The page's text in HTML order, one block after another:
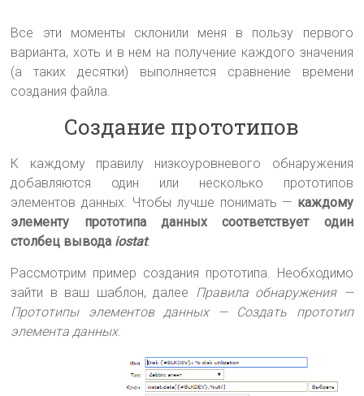
Все эти моменты склонили меня в пользу первого
варианта, хоть и в нем на получение каждого значения
(а таких десятки) выполняется сравнение времени
создания файла.
Создание прототипов
К каждому правилу низкоуровневого обнаружения
добавляются один или несколько прототипов
элементов данных. Чтобы лучше понимать — каждому
элементу прототипа данных соответствует один
столбец вывода iostat.
Рассмотрим пример создания прототипа. Необходимо
зайти в ваш шаблон, далее Правила обнаружения —
Прототипы элементов данных — Создать прототип
элемента данных.